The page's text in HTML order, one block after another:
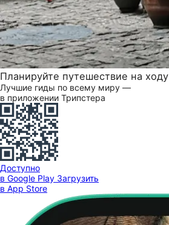
Планируйте путешествие на ходу
Лучшие гиды по всему миру —
в приложении Трипстера
Доступно
в Google Play Загрузить
в App Store